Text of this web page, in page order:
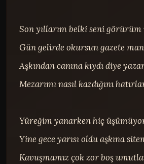
Son yıllarım belki seni
Gün gelirde okursun gazete
Aşkından canına kıydı diye
Mezarımı nasıl kazdığını
Yüreğim yanarken hiç
Yine gece yarısı oldu aşkına
Kavuşmamız çok zor boş